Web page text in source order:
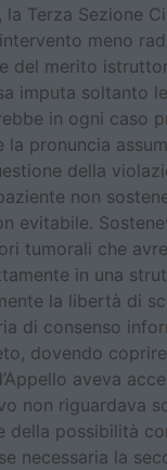
Terza Sezione
meno
del merito
imputa soltanto
in ogni caso
pronuncia
della
non
evitabile.
tumorali che
in una
la libertà di
di consenso
dovendo
aveva
non riguardava
della possibilità
necessaria la